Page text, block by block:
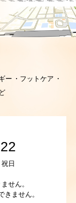
ー
フットケア
日
せん。
きません。